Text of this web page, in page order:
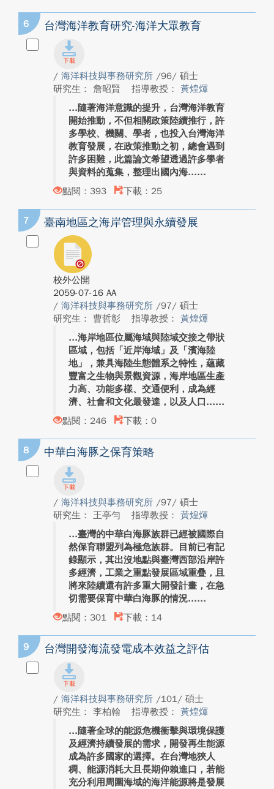
6 台灣海洋教育研究-海洋大眾教育
/ 海洋科技與事務研究所 /96/ 碩士
研究生： 詹昭賢
指導教授： 黃煌煇
隨著海洋意識的提升，台灣海洋教育
開始推動，不但相關政策陸續推行，許
多學校、機關、學者，也投入台灣海洋
教育發展，在政策推動之初，總會遇到
許多困難，此篇論文希望透過許多學者
與資料的蒐集，整理出國內海...
點閱：393
下載：25
7 臺南地區之海岸管理與永續發展
校外公開
2059-07-16 AA
/ 海洋科技與事務研究所 /97/ 碩士
研究生： 曹哲彰
指導教授： 黃煌煇
海岸地區位屬海域與陸域交接之帶狀
區域，包括「近岸海域」及「濱海陸
地」，兼具海陸生態體系之特性，蘊藏
豐富之生物與景觀資源，海岸地區生產
力高、功能多樣、交通便利，成為經
濟、社會和文化最發達，以及人口...
點閱：246
下載：0
8 中華白海豚之保育策略
/ 海洋科技與事務研究所 /97/ 碩士
研究生： 王亭勻
指導教授： 黃煌煇
臺灣的中華白海豚族群已經被國際自
然保育聯盟列為極危族群。目前已有記
錄顯示，其出沒地點與臺灣西部沿岸許
多經濟，工業之重點發展區域重疊，且
將來陸續還有許多重大開發計畫，在急
切需要保育中華白海豚的情況...
點閱：301
下載：14
9 台灣開發海流發電成本效益之評估
/ 海洋科技與事務研究所 /101/ 碩士
研究生： 李柏翰
指導教授： 黃煌煇
隨著全球的能源危機衝擊與環境保護
及經濟持續發展的需求，開發再生能源
成為許多國家的選擇。在台灣地狹人
稠、能源消耗大且長期仰賴進口，若能
充分利用周圍海域的海洋能源將是發展